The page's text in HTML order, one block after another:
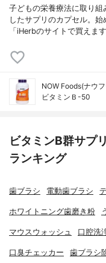
子どもの栄養療法に取り組
したサプリのカプセル。
「iHerbのサイトで買えま
NOW Foods(ナウ
ビタミンＢ-50
ビタミンB群サプ
ランキング
歯ブラシ 電動歯ブラシ
ホワイトニング歯磨き粉
マウスウォッシュ 口腔洗
口臭チェッカー 歯ブラシ